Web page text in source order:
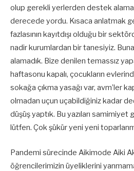
olup gerekli yerlerden destek
derecede yordu. Kısaca anlatmak
fazlasının kayıtdışı olduğu bir
nadir kurumlardan bir tanesiyiz.
alamadık. Bize denilen temassız
haftasonu kapalı, çocukların
sokağa çıkma yasağı var, avm’ler
olmadan uçun uçabildiğiniz kadar
düşüş yaptık. Bu yazıları samimiyet
lütfen. Çok şükür yeni yeni
Pandemi sürecinde Aikimode Aiki
öğrencilerimizin üyeliklerini